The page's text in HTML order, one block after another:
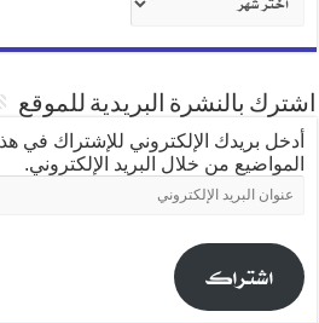
شهري
اشترك بالنشرة البريدية للموقع
أدخل بريدك الإلكتروني للإشتراك في
المواضيع من خلال البريد الإلكتروني.
عنوان
البريد
اشتراك